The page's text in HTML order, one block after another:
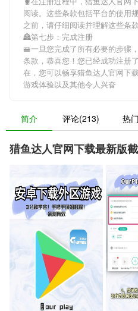
阅读。这些条款包括平台的使用
之前，请仔细阅读并理解这些条
🏯第七步：完成注册
🚝一旦您完成了所有必要的步骤
条款，恭喜您！您已经成功注册
在，您可以畅享猎鱼达人官网下
游戏体验以及其他令人兴奋
简介 评论(213) 热
猎鱼达人官网下载最新版